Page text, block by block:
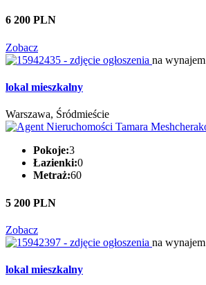
6 200 PLN
Zobacz
na wynajem
lokal mieszkalny
Warszawa, Śródmieście
Pokoje:3
Łazienki:0
Metraż:60
5 200 PLN
Zobacz
na wynajem
lokal mieszkalny